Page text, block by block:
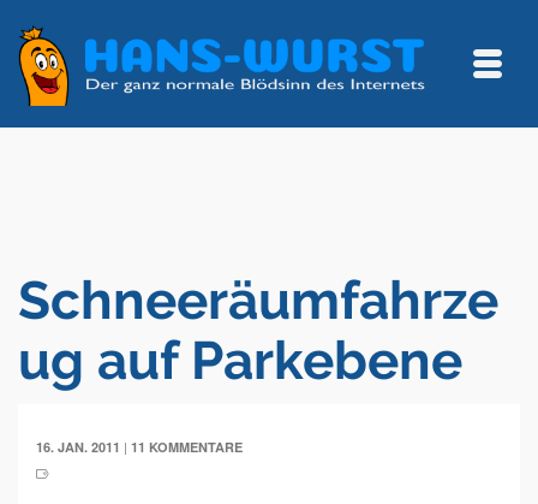
Schneeräumfahrze
ug auf Parkebene
16. JAN. 2011 | 11 KOMMENTARE